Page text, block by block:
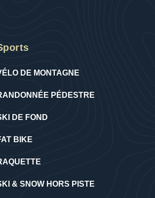
DE MONTAGNE
PÉDESTRE
DE FOND
BIKE
& SNOW HORS PISTE